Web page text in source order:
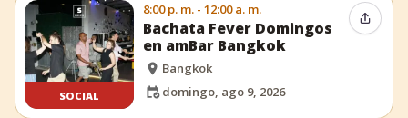
SOCIAL
8:00 p. m. - 12:00 a. m.
Bachata Fever Domingos
en amBar Bangkok
Bangkok
domingo, ago 9, 2026